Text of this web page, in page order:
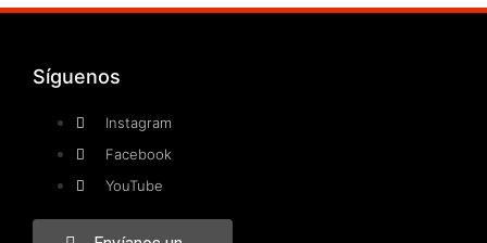
Síguenos
Instagram
Facebook
YouTube